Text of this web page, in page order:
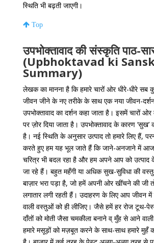
स्थिति भी बढ़ती जाएगी।
Top
उपभोक्तावाद की संस्कृति पाठ-
(Upbhoktavad ki
Summary)
लेखक का मानना है कि हमारे चारों ओर धीरे-धीरे सब
जीवन जीने के नए तरीके के साथ एक नया जीवन-
उपभोक्‍तावाद का दर्शन कहा जाता है। इसमें चारों
पर ज़ोर दिया जाता है। उपभोक्‍तावाद के कारण ‘सुख’
है। नई स्थिति के अनुसार उत्पाद तो हमारे लिए हैं,
करते हुए हम यह भूल जाते हैं कि जाने-अनजाने में आज
चरित्र भी बदल रहा है और हम अपने आप को उत्पाद
जा रहे हैं। बहुत महँगी या अधिक सुख-सुविधा की
बाज़ार भरा पड़ा है, जो हमें अपनी ओर खींचने की जी
लगातार लगी रहती हैं। उदाहरण के लिए आप जीवन
वाली वस्तुओं को ही लीजिए। जैसे हमें हर रोज टूथ-
दाँतों को मोती जैसा चमकीला बनाने व् मुँह से आने
हमारे मसूड़ों को मज़बूत करने के साथ-साथ हमारे मुहँ को